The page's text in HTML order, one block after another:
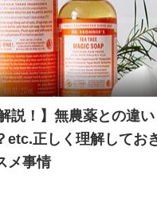
説！】無農薬との違い
etc.正しく理解してお
メ事情